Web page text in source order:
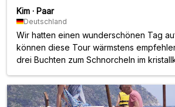
Kim · Paar
Deutschland
Wir hatten einen wunderschönen Tag
können diese Tour wärmstens
drei Buchten zum Schnorcheln im
allein! Der Aufenthalt in Cadaqués war
konnten selbst entscheiden, wie lange